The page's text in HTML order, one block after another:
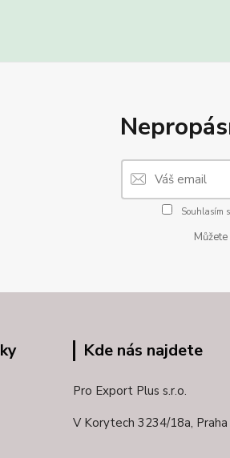
Souhlasím
Kde nás najdete
Pro Export Plus s.r.o.
V Korytech 3234/18a,